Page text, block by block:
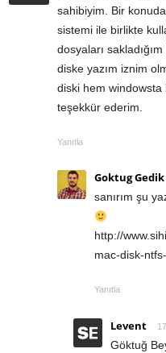
sahibiyim. Bir
sistemi ile birlikte
dosyaları
diske yazım iznim
diski hem windowsta
teşekkür ederim.
Yanıtla
Goktug Gedik
sanırım şu
http://
mac-disk-
Yanıtla
Levent
Göktuğ